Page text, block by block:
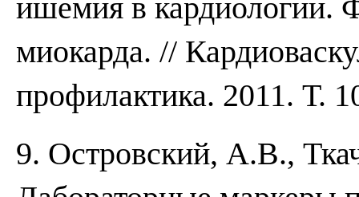
ишемия в кардиологии.
миокарда. //
профилактика. 2011. Т.
9. Островский, А.В.,